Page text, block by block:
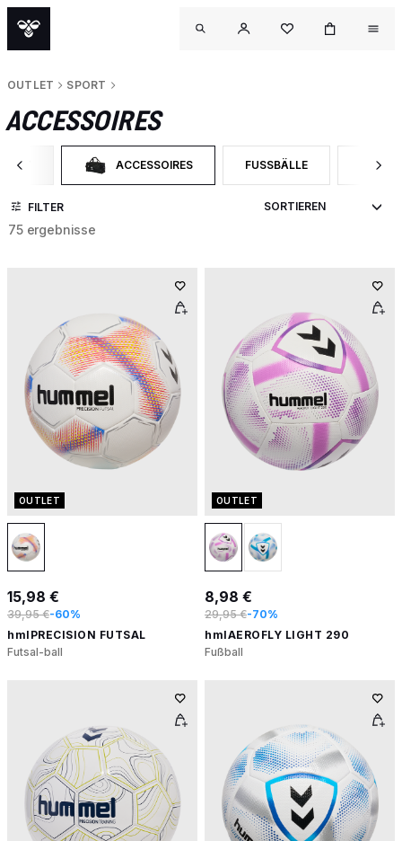
OUTLET SPORT
ACCESSOIRES
NACH CATEGORY: SPORT
ACCESSOIRESAUSGEWÄHLT AKTUELL SORTIERT NACH CATEGORY:
FUSSBÄLLE
SORTIEREN NACH
FILTER
75 ergebnisse
OUTLET
15,98 €
39,95 €-60%
hmlPRECISION FUTSAL
Futsal-ball
OUTLET
8,98 €
29,95 €-70%
hmlAEROFLY LIGHT 290
Fußball